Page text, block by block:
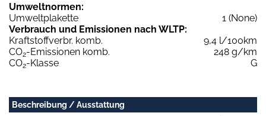
Umweltnormen:
Umweltplakette
1 (None)
Verbrauch und Emissionen nach WLTP:
Kraftstoffverbr. komb.
9,4 l/100km
CO2-Emissionen komb.
248 g/km
CO2-Klasse G
Beschreibung / Ausstattung